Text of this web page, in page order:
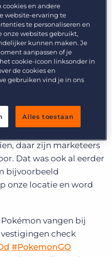
op hun
het fietsen. Dat kan
zorgen, zoals ook al in
fietste ik ook opeens
de weg, omdat ik me
gamers’ .
bekend, zoals die
daar zijn marketeers
Dat was ook al eerder
bijvoorbeeld
onze locatie en word
vangen bij
check
#PokemonGO
en andere
website-ervaring te
te personaliseren en
websites gebruikt,
kunnen maken. Je
aanpassen of je
cookie-icoon linksonder in
de cookies en
gebruiken vind je in ons
Alles toestaan